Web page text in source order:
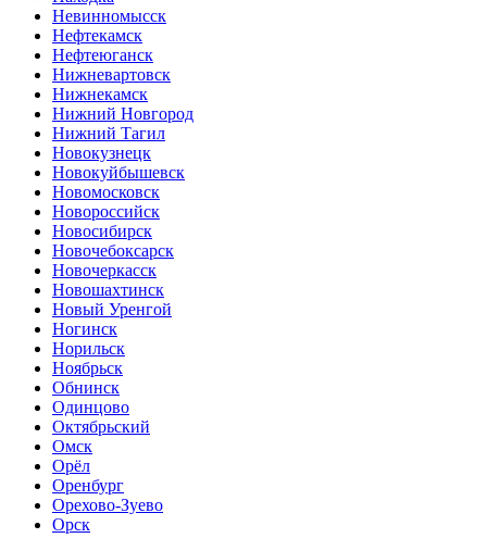
Невинномысск
Нефтекамск
Нефтеюганск
Нижневартовск
Нижнекамск
Нижний Новгород
Нижний Тагил
Новокузнецк
Новокуйбышевск
Новомосковск
Новороссийск
Новосибирск
Новочебоксарск
Новочеркасск
Новошахтинск
Новый Уренгой
Ногинск
Норильск
Ноябрьск
Обнинск
Одинцово
Октябрьский
Омск
Орёл
Оренбург
Орехово-Зуево
Орск